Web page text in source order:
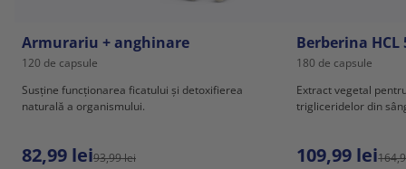
Armurariu + anghinare
120 de capsule
Susține funcționarea ficatului și detoxifierea
naturală a organismului.
82,99 lei93,99 lei
Berberina HCL
180 de capsule
Extract vegetal
trigliceridelor din
109,99 lei